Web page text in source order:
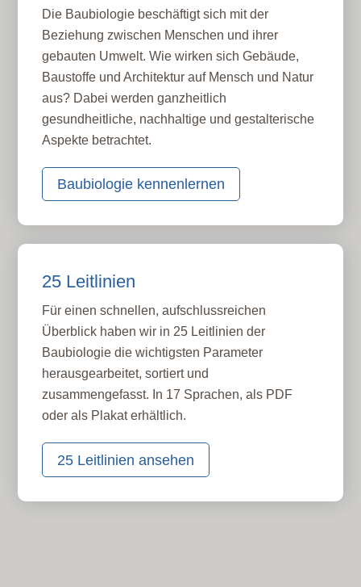
Die Baubiologie beschäftigt sich mit der
Beziehung zwischen Menschen und ihrer
gebauten Umwelt. Wie wirken sich Gebäude,
Baustoffe und Architektur auf Mensch und Natur
aus? Dabei werden ganzheitlich
gesundheitliche, nachhaltige und gestalterische
Aspekte betrachtet.
Baubiologie kennenlernen
25 Leitlinien
Für einen schnellen, aufschlussreichen
Überblick haben wir in 25 Leitlinien der
Baubiologie die wichtigsten Parameter
herausgearbeitet, sortiert und
zusammengefasst. In 17 Sprachen, als PDF
oder als Plakat erhältlich.
25 Leitlinien ansehen